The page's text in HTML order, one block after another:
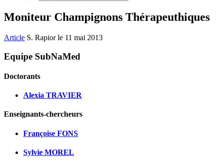
Moniteur Champignons Thérapeuthiques
Article S. Rapior le 11 mai 2013
Equipe SubNaMed
Doctorants
Alexia TRAVIER
Enseignants-chercheurs
Françoise FONS
Sylvie MOREL